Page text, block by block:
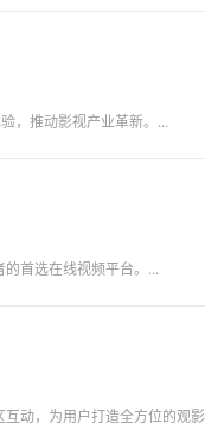
，推动影视产业革新。...
首选在线视频平台。...
动，为用户打造全方位的观影